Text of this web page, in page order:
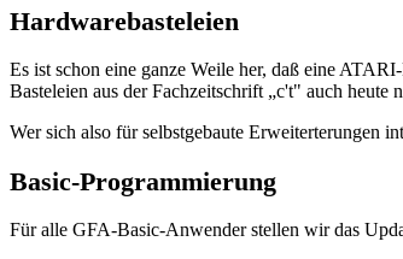
Hardwarebasteleien
Es ist schon eine ganze Weile her, daß eine
Basteleien aus der Fachzeitschrift „c't" auch
Wer sich also für selbstgebaute Erweiterterungen
Basic-Programmierung
Für alle GFA-Basic-Anwender stellen wir das